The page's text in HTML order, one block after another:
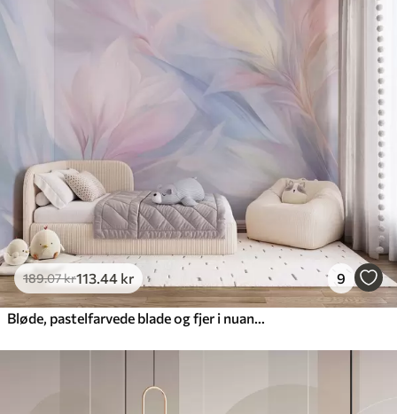
189.07kr113 .44 kr 9